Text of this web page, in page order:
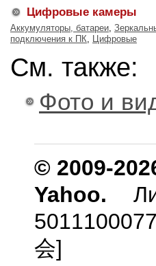
Цифровые камеры
Аккумуляторы, батареи,
подключения к ПК, Цифровые
См. также:
Фото и
© 2009-
Yahoo.
会]